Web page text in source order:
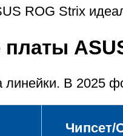
ROG Strix
платы
В 2025
Чипсет/